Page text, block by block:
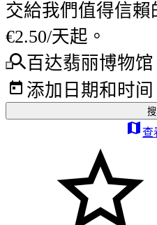
交給我們值得信賴
€2.50/天起。
百达翡丽博物馆
添加日期和时间
查